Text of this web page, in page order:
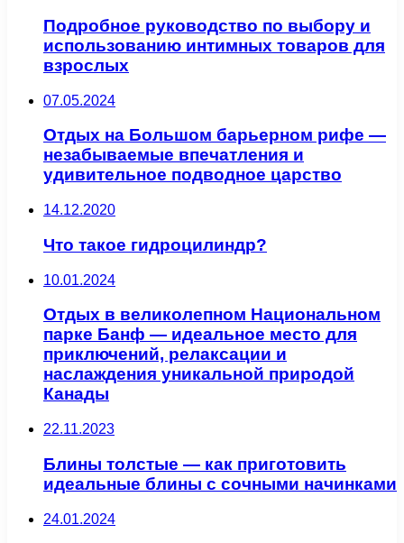
Подробное руководство по выбору и
использованию интимных товаров для
взрослых
07.05.2024
Отдых на Большом барьерном рифе —
незабываемые впечатления и
удивительное подводное царство
14.12.2020
Что такое гидроцилиндр?
10.01.2024
Отдых в великолепном Национальном
парке Банф — идеальное место для
приключений, релаксации и
наслаждения уникальной природой
Канады
22.11.2023
Блины толстые — как приготовить
идеальные блины с сочными начинками
24.01.2024